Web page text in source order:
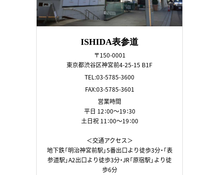
ISHIDA表参道
〒150-0001
東京都渋谷区神宮前4-25-15 B1F
TEL:03-5785-3600
FAX:03-5785-3601
営業時間
平日 12：00～19：30
土日祝 11：00～19：00
＜交通アクセス＞
地下鉄「明治神宮前駅」5番出口より徒歩3分・「表
参道駅」A2出口より徒歩3分・JR「原宿駅」より徒
歩6分